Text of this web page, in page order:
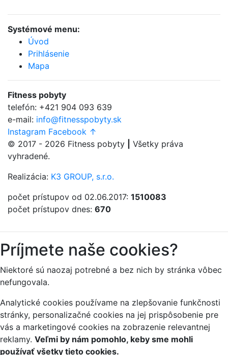
Systémové menu:
Úvod
Prihlásenie
Mapa
Fitness pobyty
telefón: +421 904 093 639
e-mail: info@fitnesspobyty.sk
Instagram Facebook ↑
© 2017 - 2026 Fitness pobyty
Všetky práva
vyhradené.
Realizácia: K3 GROUP, s.r.o.
počet prístupov od 02.06.2017: 1510083
počet prístupov dnes: 670
Príjmete naše cookies?
Niektoré sú naozaj potrebné a bez nich by stránka vôbec
nefungovala.
Analytické cookies používame na zlepšovanie funkčnosti
stránky, personalizačné cookies na jej prispôsobenie pre
vás a marketingové cookies na zobrazenie relevantnej
reklamy. Veľmi by nám pomohlo, keby sme mohli
používať všetky tieto cookies.